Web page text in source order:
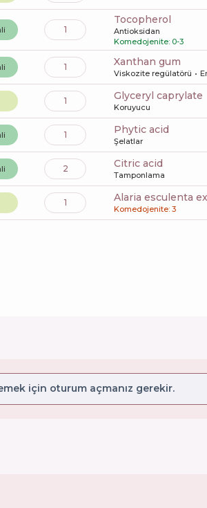
1
tocopherol
Antioksidan
Komedojenite: 0-3
1 xanthan gum
Viskozite regülatörü
1 glyceryl caprylate
Koruyucu
1 phytic acid
Şelatlar
2 citric acid
Tamponlama
1 alaria esculenta
Komedojenite: 3
için oturum açmanız gerekir.